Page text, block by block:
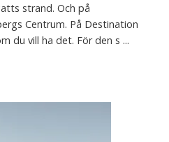
strand. Och på
Centrum. På Destination
du vill ha det. För den s ...